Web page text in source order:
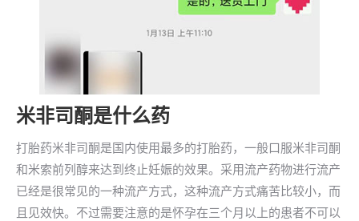
米非司酮是什么药
打胎药米非司酮是国内使用最多的打胎药，一般口服米非司酮
和米索前列醇来达到终止妊娠的效果。采用流产药物进行流产
已经是很常见的一种流产方式，这种流产方式痛苦比较小，而
且见效快。不过需要注意的是怀孕在三个月以上的患者不可以